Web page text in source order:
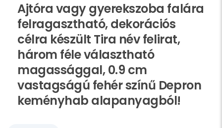
Ajtóra vagy gyerekszoba falára
felragasztható, dekorációs
célra készült Tira név felirat,
három féle választható
magassággal, 0.9 cm
vastagságú fehér színű Depron
keményhab alapanyagból!